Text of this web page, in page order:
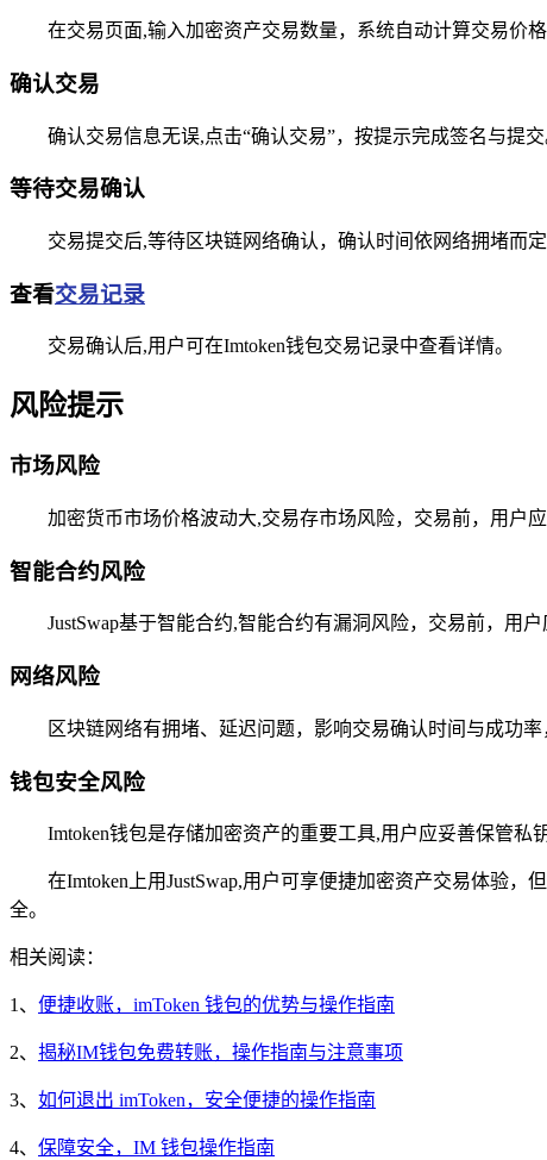
在交易页面,输入加密资产交易数量，系统自动计算交易价格
确认交易
确认交易信息无误,点击“确认交易”，按提示完成签名与提交
等待交易确认
交易提交后,等待区块链网络确认，确认时间依网络拥堵而定
查看交易记录
交易确认后,用户可在Imtoken钱包交易记录中查看详情。
风险提示
市场风险
加密货币市场价格波动大,交易存市场风险，交易前，用户
智能合约风险
JustSwap基于智能合约,智能合约有漏洞风险，交易前，用
网络风险
区块链网络有拥堵、延迟问题，影响交易确认时间与成功
钱包安全风险
Imtoken钱包是存储加密资产的重要工具,用户应妥善保管私
在Imtoken上用JustSwap,用户可享便捷加密资产交易体验
全。
相关阅读：
1、 便捷收账，imToken 钱包的优势与操作指南
2、 揭秘IM钱包免费转账，操作指南与注意事项
3、 如何退出 imToken，安全便捷的操作指南
4、 保障安全，IM 钱包操作指南